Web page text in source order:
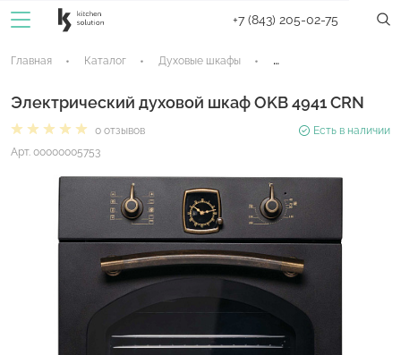
+7 (843) 205-02-75
Главная Каталог Духовые шкафы Электрические
Электрический духовой шкаф OKB 4941 CRN
0 отзывов
Есть в наличии
Арт. 00000005753